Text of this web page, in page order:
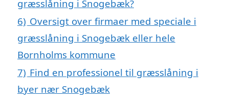
græsslåning i Snogebæk?
6) Oversigt over firmaer med speciale i
græsslåning i Snogebæk eller hele
Bornholms kommune
7) Find en professionel til græsslåning i
byer nær Snogebæk